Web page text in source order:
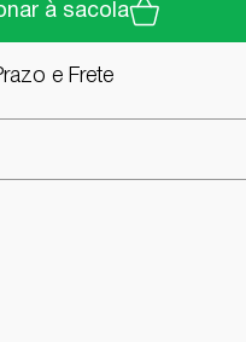
à sacola
e Frete